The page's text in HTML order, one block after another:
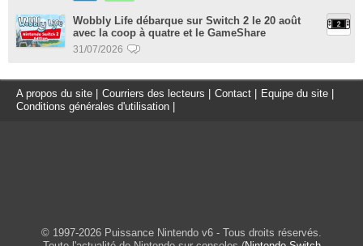
Wobbly Life débarque sur Switch 2 le 20 août
avec la coop à quatre et le GameShare
31/07/2026
A propos du site Courriers des lecteurs Contact Equipe du site
Conditions générales d'utilisation
© 1997-2026 Puissance Nintendo v6 - Tous droits réservés.